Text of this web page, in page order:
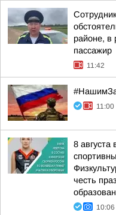
районе, в
пассажир
11:42
11:00
8
честь
10:06